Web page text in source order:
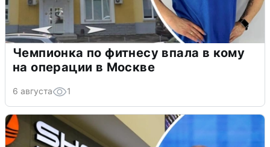
Чемпионка по фитнесу впала в кому
на операции в Москве
6 августа 1